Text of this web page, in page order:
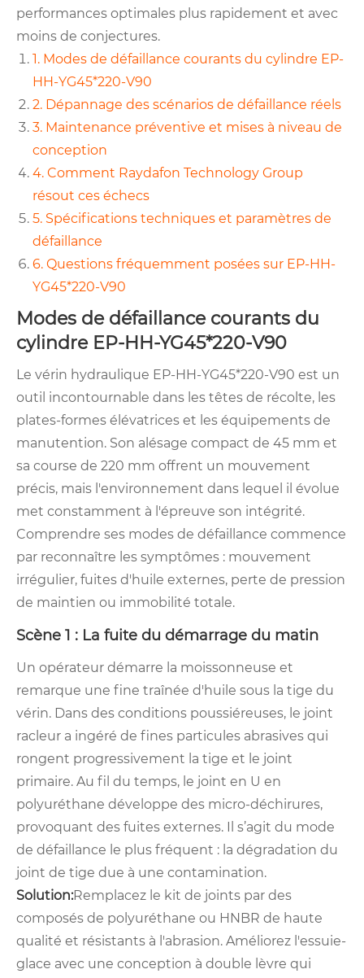
performances optimales plus rapidement et avec
moins de conjectures.
1. Modes de défaillance courants du cylindre EP-
HH-YG45*220-V90
2. Dépannage des scénarios de défaillance réels
3. Maintenance préventive et mises à niveau de
conception
4. Comment Raydafon Technology Group
résout ces échecs
5. Spécifications techniques et paramètres de
défaillance
6. Questions fréquemment posées sur EP-HH-
YG45*220-V90
Modes de défaillance courants du
cylindre EP-HH-YG45*220-V90
Le vérin hydraulique EP-HH-YG45*220-V90 est un
outil incontournable dans les têtes de récolte, les
plates-formes élévatrices et les équipements de
manutention. Son alésage compact de 45 mm et
sa course de 220 mm offrent un mouvement
précis, mais l'environnement dans lequel il évolue
met constamment à l'épreuve son intégrité.
Comprendre ses modes de défaillance commence
par reconnaître les symptômes : mouvement
irrégulier, fuites d'huile externes, perte de pression
de maintien ou immobilité totale.
Scène 1 : La fuite du démarrage du matin
Un opérateur démarre la moissonneuse et
remarque une fine traînée d'huile sous la tige du
vérin. Dans des conditions poussiéreuses, le joint
racleur a ingéré de fines particules abrasives qui
rongent progressivement la tige et le joint
primaire. Au fil du temps, le joint en U en
polyuréthane développe des micro-déchirures,
provoquant des fuites externes. Il s’agit du mode
de défaillance le plus fréquent : la dégradation du
joint de tige due à une contamination.
Solution:Remplacez le kit de joints par des
composés de polyuréthane ou HNBR de haute
qualité et résistants à l'abrasion. Améliorez l'essuie-
glace avec une conception à double lèvre qui